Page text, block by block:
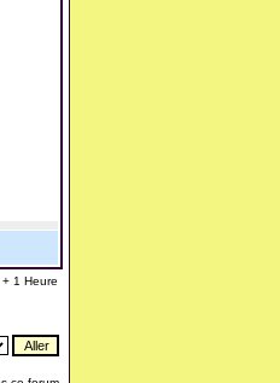
1 Heure